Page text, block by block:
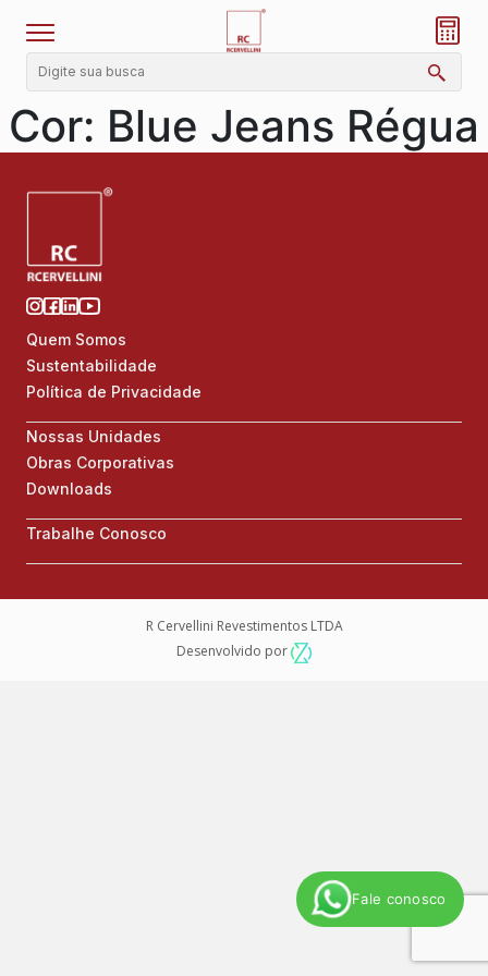
Fale conosco
Cor: Blue Jeans Régua
Quem Somos
Sustentabilidade
Política de Privacidade
Nossas Unidades
Obras Corporativas
Downloads
Trabalhe Conosco
R Cervellini Revestimentos LTDA
Desenvolvido por